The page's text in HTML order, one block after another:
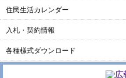
住民生活カレンダー
入札・契約情報
各種様式ダウンロード